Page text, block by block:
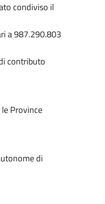
condiviso il
a 987.290.803
contributo
Province
di